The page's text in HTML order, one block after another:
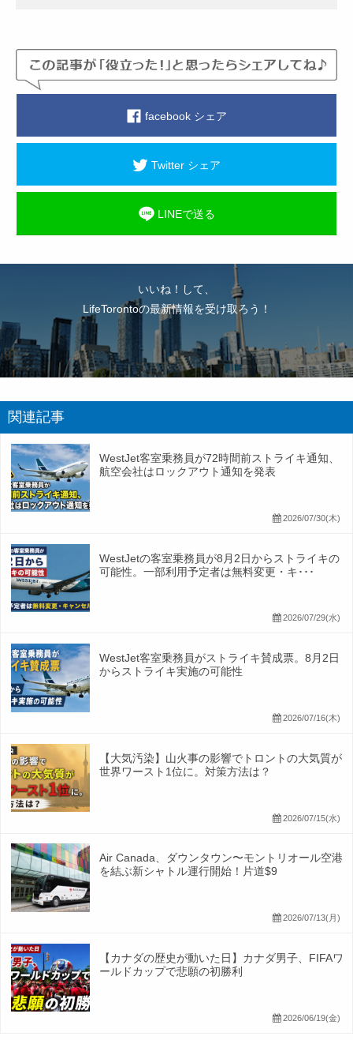
facebook シェア
Twitter シェア
LINEで送る
いいね！して、
LifeTorontoの最新情報を受け取ろう！
関連記事
WestJet客室乗務員が72時間前ストライキ通知、
航空会社はロックアウト通知を発表
2026/07/30(木)
WestJetの客室乗務員が8月2日からストライキの
可能性。一部利用予定者は無料変更・キ･･･
2026/07/29(水)
WestJet客室乗務員がストライキ賛成票。8月2日
からストライキ実施の可能性
2026/07/16(木)
【大気汚染】山火事の影響でトロントの大気質が
世界ワースト1位に。対策方法は？
2026/07/15(水)
Air Canada、ダウンタウン〜モントリオール空港
を結ぶ新シャトル運行開始！片道$9
2026/07/13(月)
【カナダの歴史が動いた日】カナダ男子、FIFAワ
ールドカップで悲願の初勝利
2026/06/19(金)